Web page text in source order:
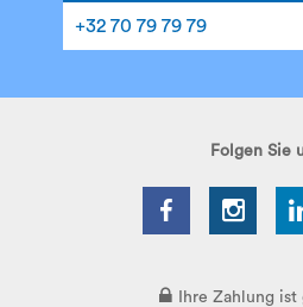
+32 70 79 79 79
Folgen Sie
Ihre Zahlung